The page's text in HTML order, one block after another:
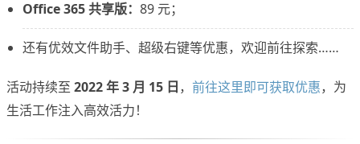
Office 365 共享版： 89 元；
还有优效文件助手、超级右键等优惠，欢迎前往探索……
活动持续至 2022 年 3 月 15 日， 前往这里即可获取优惠，为
生活工作注入高效活力！